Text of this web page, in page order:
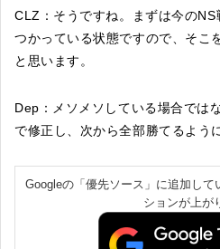
CLZ：そうですね。まずは今の
つかっている状態ですので、そこ
と思います。
Dep：メソメソしている場合では
で修正し、次から全部勝てるよう
Googleの「優先ソース」に追加し
ションが上が